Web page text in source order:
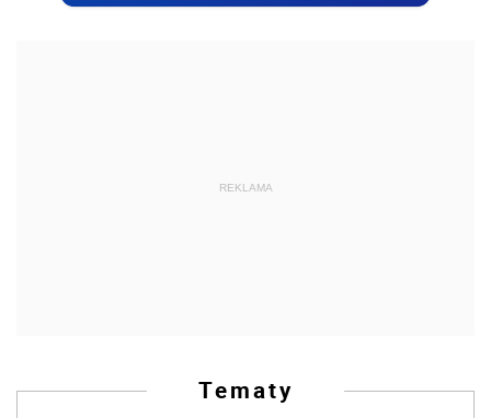
REKLAMA
Tematy